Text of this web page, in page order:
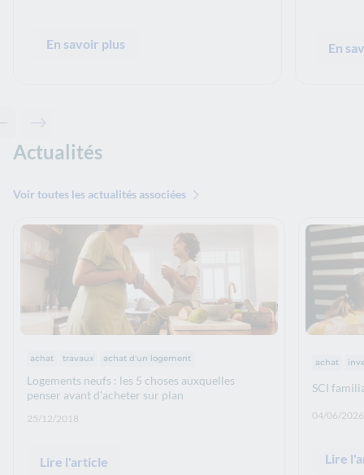
En savoir plus En
Contenu précédent - Ceci pourrait aussi vous intéresser
Contenu suivant - Ceci pourrait aussi vous intéresser
Actualités
Voir toutes les actualités associées
Thématiques :
achat travaux achat d'un logement
Logements neufs : les 5 choses auxquelles
penser avant d'acheter sur plan
Date de publication: :
25/12/2018
Lire l'article
achat
SCI
Date de
04/06/2026
Lire